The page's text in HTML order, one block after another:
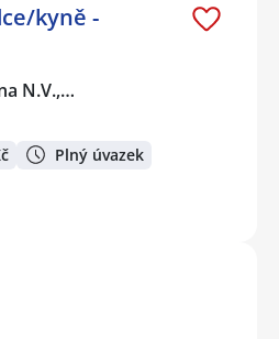
kyně -
N.V.,…
Plný úvazek